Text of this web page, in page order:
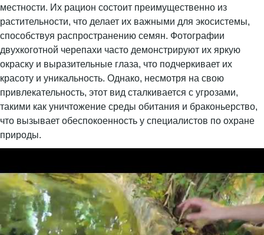
местности. Их рацион состоит преимущественно из
растительности, что делает их важными для экосистемы,
способствуя распространению семян. Фотографии
двухкоготной черепахи часто демонстрируют их яркую
окраску и выразительные глаза, что подчеркивает их
красоту и уникальность. Однако, несмотря на свою
привлекательность, этот вид сталкивается с угрозами,
такими как уничтожение среды обитания и браконьерство,
что вызывает обеспокоенность у специалистов по охране
природы.